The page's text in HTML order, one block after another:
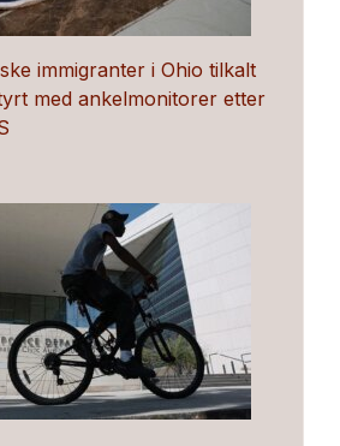
immigranter i Ohio tilkalt
med ankelmonitorer etter